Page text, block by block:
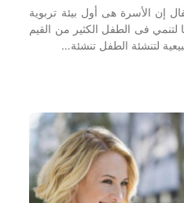
إن الأسرة هى أول بيئة تربوية
لتنمي فى الطفل الكثير من القيم
لتنشئة الطفل تنشئة…